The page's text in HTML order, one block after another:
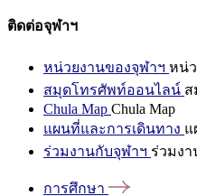
ติดต่อจุฬาฯ
หน่วยงานของจุฬาฯ หน่
สมุดโทรศัพท์ออนไลน์ ส
Chula Map Chula Map
แผนที่และการเดินทาง แ
ร่วมงานกับจุฬาฯ ร่วมง
การศึกษา